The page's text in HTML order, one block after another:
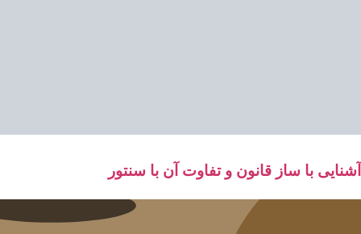
آشنایی با ساز قانون و تفاوت آن با سنتور